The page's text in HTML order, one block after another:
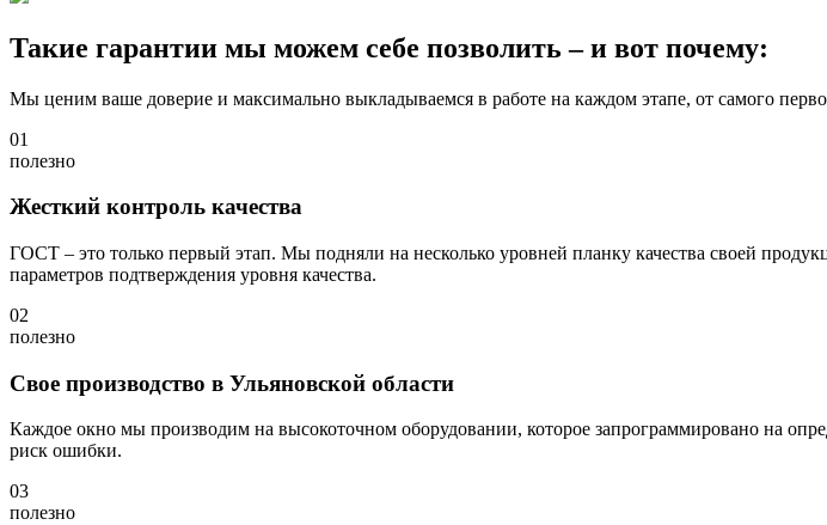
Такие гарантии мы можем себе позволить – и вот почему:
Мы ценим ваше доверие и максимально выкладываемся в работе на каждом этапе, от самого
01
полезно
Жесткий контроль качества
ГОСТ – это только первый этап. Мы подняли на несколько уровней планку качества своей
параметров подтверждения уровня качества.
02
полезно
Свое производство в Ульяновской области
Каждое окно мы производим на высокоточном оборудовании, которое запрограммировано на
риск ошибки.
03
полезно